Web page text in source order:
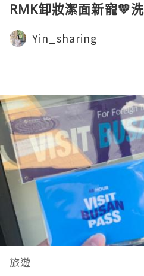
RMK卸妝潔面新寵💛
Yin_sharing
旅遊